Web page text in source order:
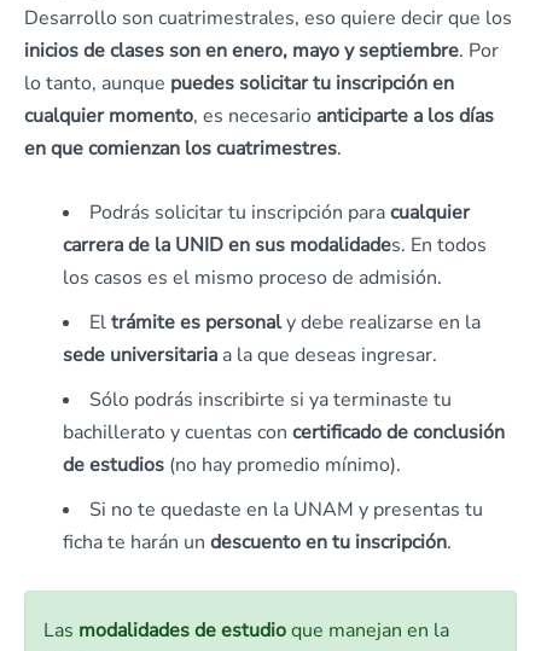
Desarrollo son cuatrimestrales, eso quiere decir que los
inicios de clases son en enero, mayo y septiembre. Por
lo tanto, aunque puedes solicitar tu inscripción en
cualquier momento, es necesario anticiparte a los días
en que comienzan los cuatrimestres.
Podrás solicitar tu inscripción paracualquier
carrera de la UNID en sus modalidades. En todos
los casos es el mismo proceso de admisión.
Eltrámite es personaly debe realizarse en la
sede universitaria a la que deseas ingresar.
Sólo podrás inscribirte si ya terminaste tu
bachillerato y cuentas con certificado de conclusión
de estudios (no hay promedio mínimo).
Si no te quedaste en la UNAM y presentas tu
ficha te harán un descuento en tu inscripción.
Las modalidades de estudioque manejan en la